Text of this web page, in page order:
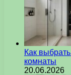
Как
комнаты
20.06.2026